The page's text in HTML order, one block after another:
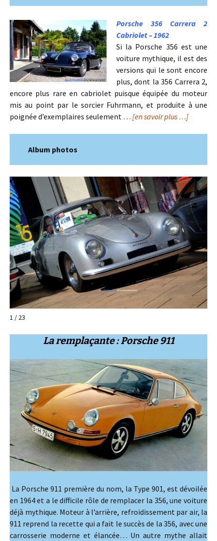
Porsche 356 Carrera 2
Cabriolet – 1962
Si la Porsche 356 est une
voiture mythique, il est des
versions qui le sont encore
plus, dont la 356 Carrera 2,
encore plus rare en cabriolet puisque équipée du moteur
mis au point par le sorcier Fuhrmann, et produite à une
poignée d’exemplaires seulement … [en savoir plus …]
Album photos
1 / 23
La remplaçante : Porsche 911
La Porsche 911 première du nom, la Type 901, est dévoilée
en 1964 et a le difficile rôle de remplacer la 356, une voiture
déjà mythique. Moteur à l’arrière, refroidissement par air, la
911 reprend la recette qui a fait le succès de la 356, avec une
carrosserie moderne et élancée… Un autre mythe allait